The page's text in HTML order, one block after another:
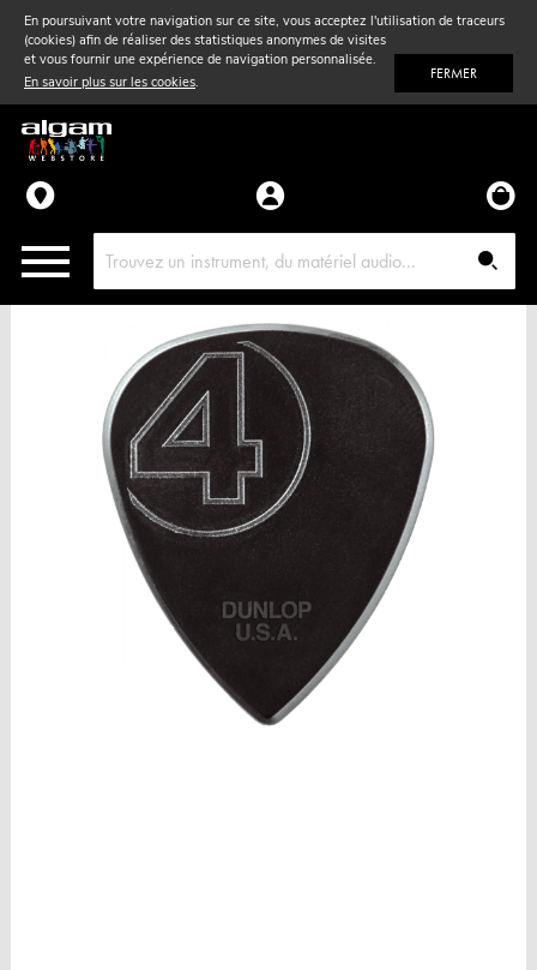
En poursuivant votre navigation sur ce site, vous acceptez l'utilisation de traceurs
(cookies) afin de réaliser des statistiques anonymes de visites
et vous fournir une expérience de navigation personnalisée.
En savoir plus sur les cookies. FERMER
Vent& Violon
Accessoires
Pièces détachées